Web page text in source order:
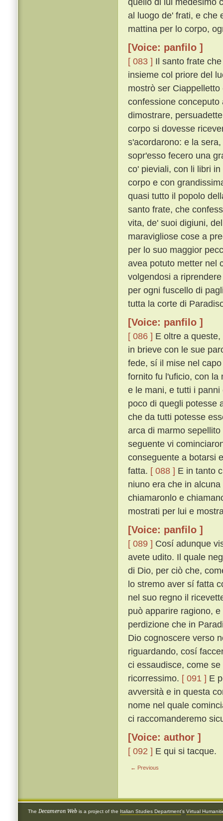
al luogo de' frati, e che
mattina per lo corpo,
[Voice: panfilo ]
[ 083 ] Il santo frate
insieme col priore del
mostrò ser
confessione
dimostrare,
corpo si dovesse
s'acordarono: e la
sopr'esso fecero una
co' pieviali, con li libri
corpo e con
quasi tutto il popolo
santo frate, che
vita, de' suoi digiuni,
maravigliose cose a
per lo suo maggior
avea potuto metter nel
volgendosi a
per ogni fuscello di
tutta la corte di
[Voice: panfilo ]
[ 086 ] E oltre a
in brieve con le sue
fede, sí il mise nel
fornito fu l'uficio, con la
e le mani, e tutti i
poco di quegli potesse
che da tutti potesse
arca di marmo
seguente vi
conseguente a botarsi
fatta. [ 088 ] E in tanto
niuno era che in
chiamaronlo e
mostrati per lui e
[Voice: panfilo ]
[ 089 ] Cosí adunque
avete udito. Il quale
di Dio, per ciò che,
lo stremo aver sí fatta
nel suo regno il
può apparire ragiono,
perdizione che in
Dio cognoscere verso
riguardando, cosí
ci essaudisce, come
ricorressimo. [ 091 ] E
avversità e in questa
nome nel quale
ci raccomanderemo
[Voice: author ]
[ 092 ] E qui si tacque.
← Previous
The Decameron Web is a project of the Italian Studies Department's Virtual